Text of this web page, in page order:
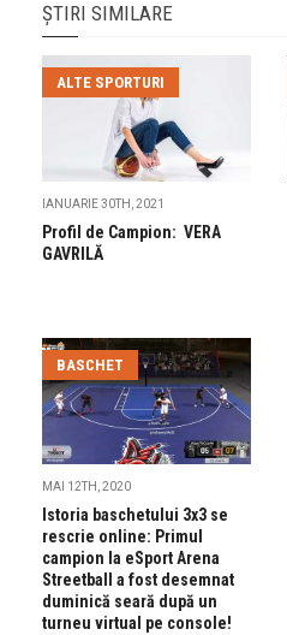
ȘTIRI SIMILARE
ALTE SPORTURI
IANUARIE 30TH, 2021
Profil de Campion: VERA
GAVRILĂ
BASCHET
MAI 12TH, 2020
Istoria baschetului 3x3 se
rescrie online: Primul
campion la eSport Arena
Streetball a fost desemnat
duminică seară după un
turneu virtual pe console!